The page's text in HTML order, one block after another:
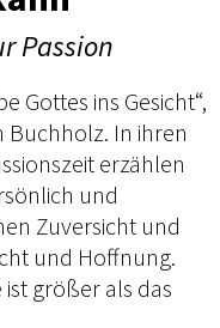
Passion
Gottes ins Gesicht“,
Buchholz. In ihren
erzählen
und
Zuversicht und
und Hoffnung.
ist größer als das